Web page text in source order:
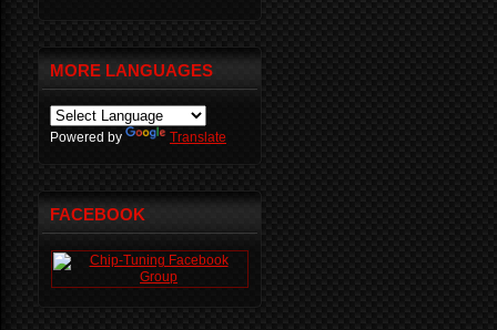
MORE LANGUAGES
Powered by Translate
FACEBOOK